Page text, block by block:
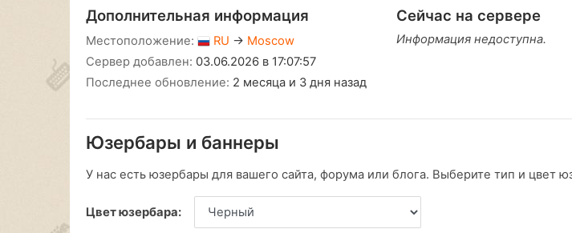
Дополнительная информация
Местоположение: RU → Moscow
Сервер добавлен: 03.06.2026 в 17:07:57
Последнее обновление: 2 месяца и 3 дня назад
Сейчас на сервере
Информация недоступна.
Юзербары и баннеры
У нас есть юзербары для вашего сайта, форума или блога. Выберите тип и цвет
Цвет юзербара: